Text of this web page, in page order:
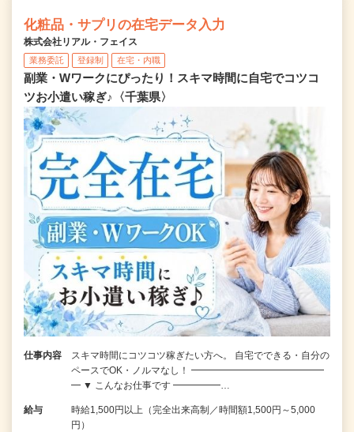
化粧品・サプリの在宅データ入力
株式会社リアル・フェイス
業務委託 登録制 在宅・内職
副業・Wワークにぴったり！スキマ時間に自宅でコツコ
ツお小遣い稼ぎ♪〈千葉県〉
仕事内容
スキマ時間にコツコツ稼ぎたい方へ。 自宅でできる・自分の
ペースでOK・ノルマなし！ ━━━━━━━━━━━━━━
━ ▼ こんなお仕事です ━━━━━…
給与
時給1,500円以上（完全出来高制／時間額1,500円～5,000
円）